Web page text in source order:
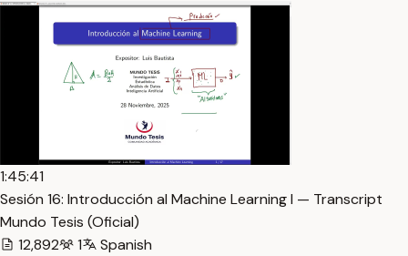
1:45:41
Sesión 16: Introducción al Machine Learning I — Transcript
Mundo Tesis (Oficial)
12,892
1 Spanish